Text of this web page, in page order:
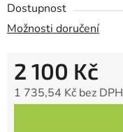
Dostupnost
Možnosti doručení
2 100 Kč
1 735,54 Kč bez DPH